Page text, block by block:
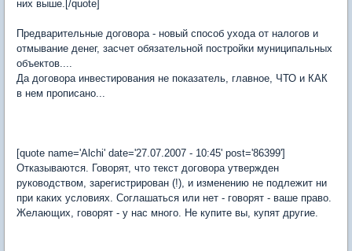
них выше.[/quote]
Предварительные договора - новый способ ухода от налогов и
отмывание денег, засчет обязательной постройки муниципальных
объектов....
Да договора инвестирования не показатель, главное, ЧТО и КАК
в нем прописано...
[quote name='Alchi' date='27.07.2007 - 10:45' post='86399']
Отказываются. Говорят, что текст договора утвержден
руководством, зарегистрирован (!), и изменению не подлежит ни
при каких условиях. Соглашаться или нет - говорят - ваше право.
Желающих, говорят - у нас много. Не купите вы, купят другие.